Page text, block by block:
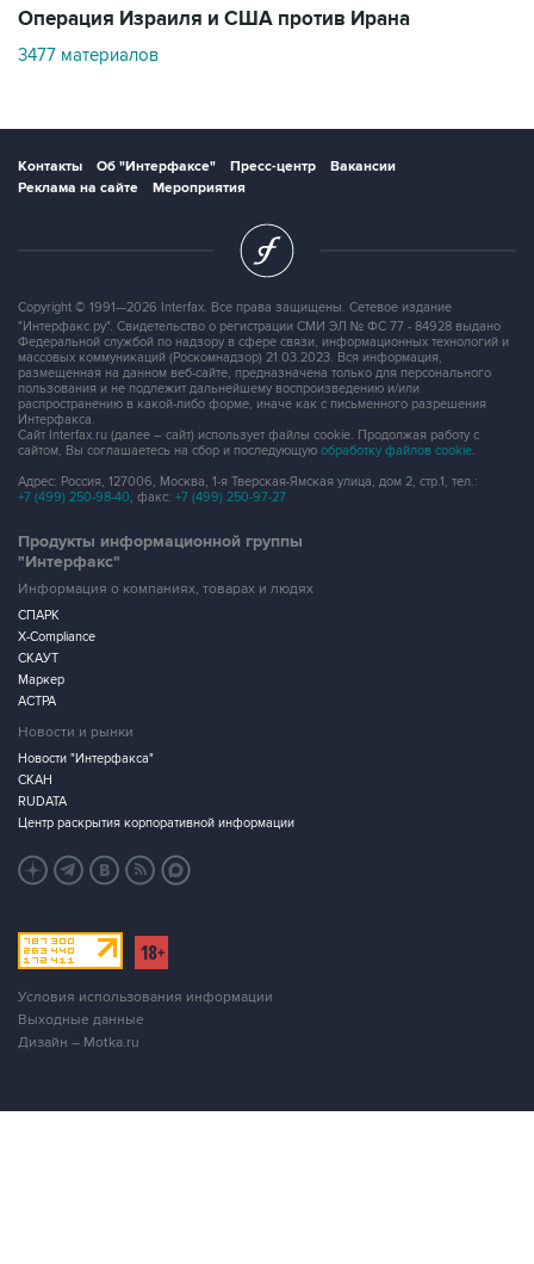
Операция Израиля и США против Ирана
3477 материалов
Контакты Об "Интерфаксе" Пресс-центр
Вакансии
Реклама на сайте
Мероприятия
Copyright © 1991—2026 Interfax. Все права защищены. Сетевое издание
"Интерфакс.ру". Свидетельство о регистрации СМИ ЭЛ № ФС 77 - 84928 выдано
Федеральной службой по надзору в сфере связи, информационных технологий и
массовых коммуникаций (Роскомнадзор) 21.03.2023. Вся информация,
размещенная на данном веб-сайте, предназначена только для персонального
пользования и не подлежит дальнейшему воспроизведению и/или
распространению в какой-либо форме, иначе как с письменного разрешения
Интерфакса.
Сайт Interfax.ru (далее – сайт) использует файлы cookie. Продолжая работу с
сайтом, Вы соглашаетесь на сбор и последующую обработку файлов cookie.
Адрес: Россия, 127006, Москва, 1-я Тверская-Ямская улица, дом 2, стр.1, тел.:
+7 (499) 250-98-40, факс: +7 (499) 250-97-27
Продукты информационной группы
"Интерфакс"
Информация о компаниях, товарах и людях
СПАРК
X-Compliance
СКАУТ
Маркер
АСТРА
Новости и рынки
Новости "Интерфакса"
СКАН
RUDATA
Центр раскрытия корпоративной информации
Условия использования информации
Выходные данные
Дизайн – Motka.ru